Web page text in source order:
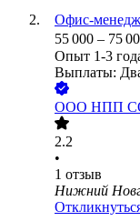
Офис-
55 000 – 75
Опыт 1-3
Выплаты:
ООО НПП
2.2
•
1 отзыв
Нижний